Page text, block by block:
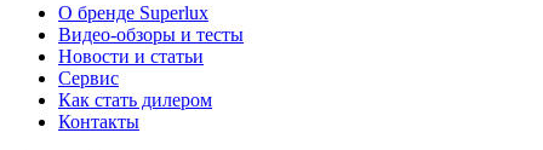
О бренде Superlux
Видео-обзоры и тесты
Новости и статьи
Сервис
Как стать дилером
Контакты